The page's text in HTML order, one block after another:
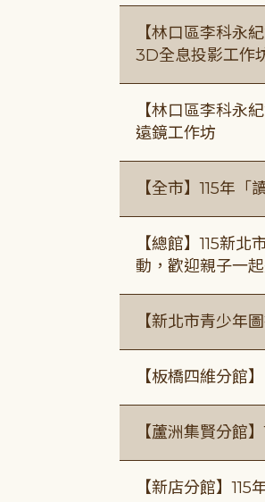
【林口區李科永
3D全息投影工作
【林口區李科永
遠鏡工作坊
【全市】115年
【總館】115新
動，歡迎親子一
【新北市青少年
【板橋四維分館
【蘆洲集賢分館
【新店分館】